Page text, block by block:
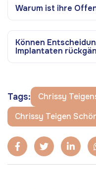
Warum ist ihre
Können
Implantaten
Tags:
Chrissy
Chrissy Teigen